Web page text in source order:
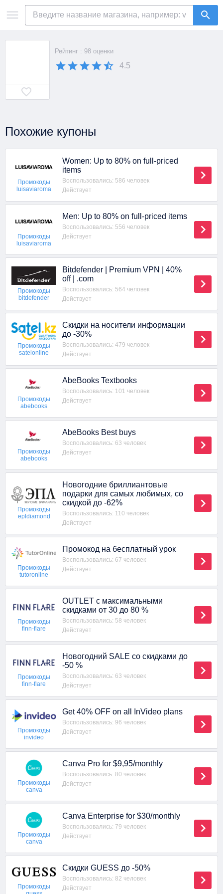
Рейтинг : 98 оценки
4.5
Похожие купоны
Промокоды
luisaviaroma
Women: Up to 80% on full-priced
items
Воспользовались: 586 человек
Действует
Промокоды
luisaviaroma
Men: Up to 80% on full-priced items
Воспользовались: 556 человек
Действует
Промокоды
bitdefender
Bitdefender | Premium VPN | 40%
off | .com
Воспользовались: 564 человек
Действует
Промокоды
satelonline
Скидки на носители информации
до -30%
Воспользовались: 479 человек
Действует
Промокоды
abebooks
AbeBooks Textbooks
Воспользовались: 101 человек
Действует
Промокоды
abebooks
AbeBooks Best buys
Воспользовались: 63 человек
Действует
Промокоды
epldiamond
Новогодние бриллиантовые
подарки для самых любимых, со
скидкой до -62%
Воспользовались: 110 человек
Действует
Промокоды
tutoronline
Промокод на бесплатный урок
Воспользовались: 67 человек
Действует
Промокоды
finn-flare
OUTLET с максимальными
скидками от 30 до 80 %
Воспользовались: 58 человек
Действует
Промокоды
finn-flare
Новогодний SALE со скидками до
-50 %
Воспользовались: 63 человек
Действует
Промокоды
invideo
Get 40% OFF on all InVideo plans
Воспользовались: 96 человек
Действует
Промокоды
canva
Canva Pro for $9,95/monthly
Воспользовались: 80 человек
Действует
Промокоды
canva
Canva Enterprise for $30/monthly
Воспользовались: 79 человек
Действует
Промокоды
Скидки GUESS до -50%
Воспользовались: 82 человек
Действует